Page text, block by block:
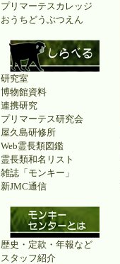
プリマーテスカレッジ
おうちどうぶつえん
研究室
博物館資料
連携研究
プリマーテス研究会
屋久島研修所
Web霊長類図鑑
霊長類和名リスト
雑誌「モンキー」
新JMC通信
歴史・定款・年報など
スタッフ紹介